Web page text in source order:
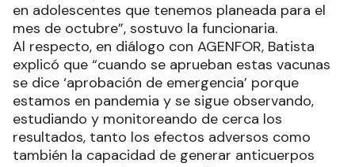
en adolescentes que tenemos planeada para el
mes de octubre”, sostuvo la funcionaria.
Al respecto, en diálogo con AGENFOR, Batista
explicó que “cuando se aprueban estas vacunas
se dice ‘aprobación de emergencia’ porque
estamos en pandemia y se sigue observando,
estudiando y monitoreando de cerca los
resultados, tanto los efectos adversos como
también la capacidad de generar anticuerpos